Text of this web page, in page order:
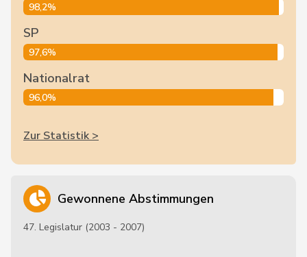
98,2%
SP
97,6%
Nationalrat
96,0%
Zur Statistik >
Gewonnene Abstimmungen
47. Legislatur (2003 - 2007)